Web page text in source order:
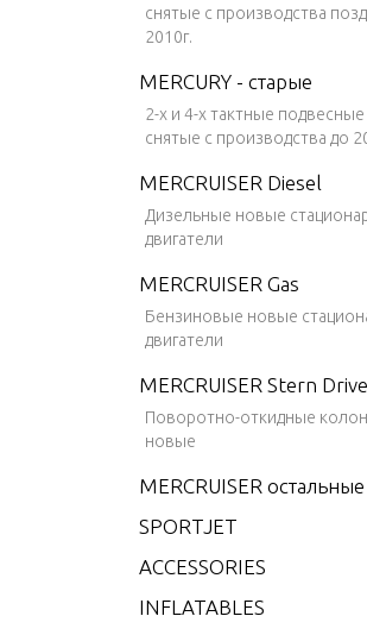
снятые с производства
2010г.
MERCURY - старые
2-х и 4-х тактные
снятые с производства до
MERCRUISER Diesel
Дизельные новые
двигатели
MERCRUISER Gas
Бензиновые новые
двигатели
MERCRUISER Stern Drive
Поворотно-откидные
новые
MERCRUISER остальные
SPORTJET
ACCESSORIES
INFLATABLES